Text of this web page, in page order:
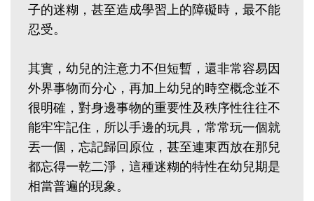
子的迷糊，甚至造成學習上的障礙時，最不能
忍受。
其實，幼兒的注意力不但短暫，還非常容易因
外界事物而分心，再加上幼兒的時空概念並不
很明確，對身邊事物的重要性及秩序性往往不
能牢牢記住，所以手邊的玩具，常常玩一個就
丟一個，忘記歸回原位，甚至連東西放在那兒
都忘得一乾二淨，這種迷糊的特性在幼兒期是
相當普遍的現象。